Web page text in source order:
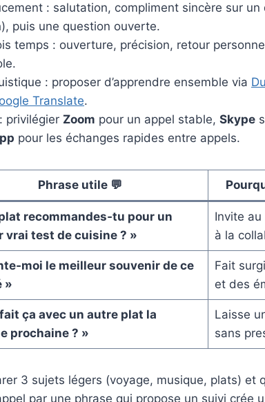
: salutation, compliment sincère sur un
puis une question ouverte.
temps : ouverture, précision, retour
: proposer d’apprendre ensemble via
Translate.
privilégier Zoom pour un appel stable, Skype
pour les échanges rapides entre appels.
Phrase utile 💬
recommandes‑tu pour un
vrai test de cuisine ? »
Invite
à la
le meilleur souvenir de ce
»
Fait
et des
ça avec un autre plat la
prochaine ? »
Laisse
sans
3 sujets légers (voyage, musique, plats) et
par une phrase qui propose un suivi crée